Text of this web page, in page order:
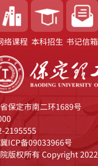
络课程 本科招生 书记信箱
保定市南二环1689号
2195555
ICP备09033966号
版权所有 Copyright 2022